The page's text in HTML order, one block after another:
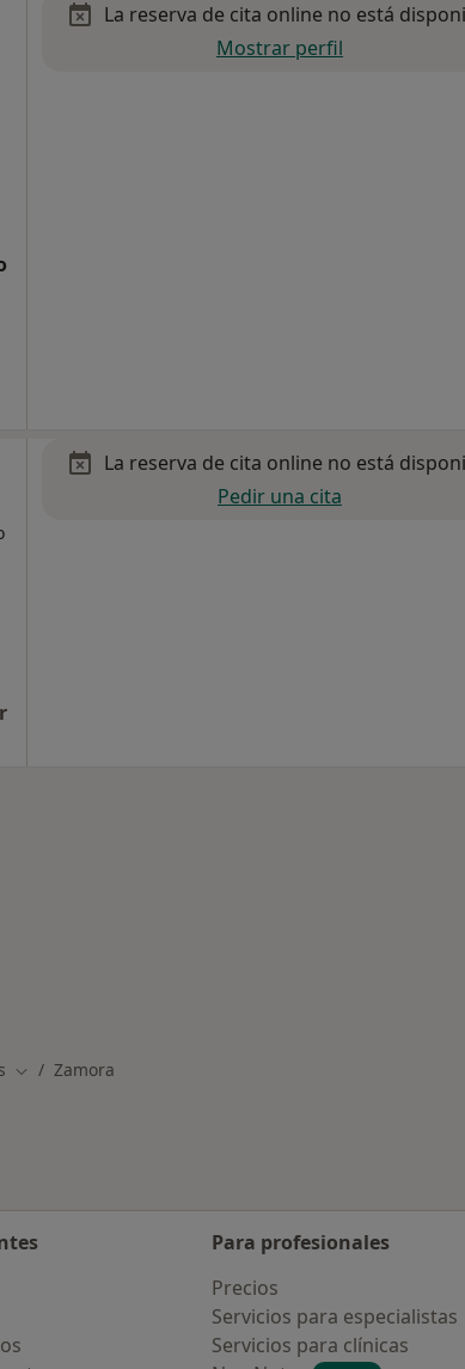
La reserva de cita online no está
Mostrar perfil
La reserva de cita online no está
Pedir una cita
Cambiar de ciudad
Zamora
Para profesionales
Precios
Servicios para especialistas
Servicios para clínicas